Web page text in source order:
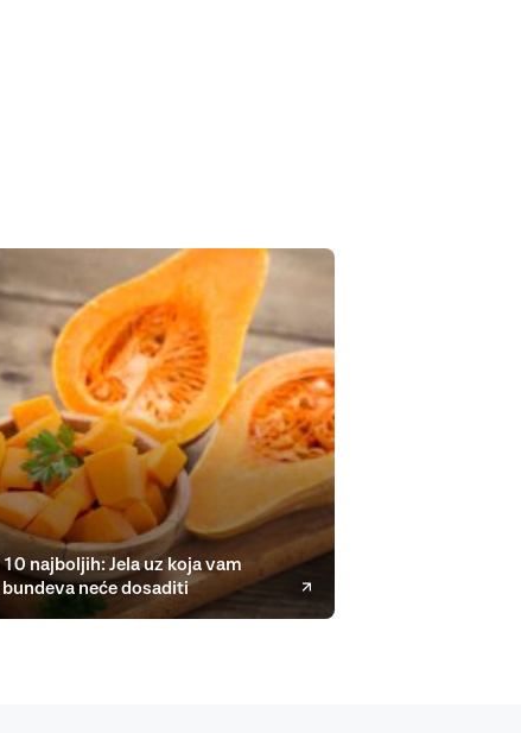
10 najboljih: Jela uz koja vam
bundeva neće dosaditi